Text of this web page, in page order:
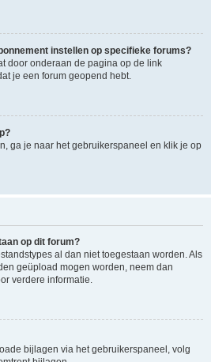
instellen op specifieke forums?
door onderaan de pagina op de link
je een forum geopend hebt.
ga je naar het gebruikerspaneel en klik je op
op dit forum?
al dan niet toegestaan worden. Als
geüpload mogen worden, neem dan
verdere informatie.
bijlagen via het gebruikerspaneel, volg